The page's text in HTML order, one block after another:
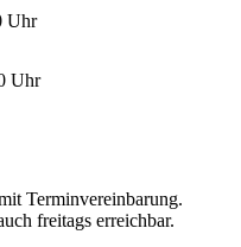
Uhr
Uhr
Terminvereinbarung.
freitags erreichbar.